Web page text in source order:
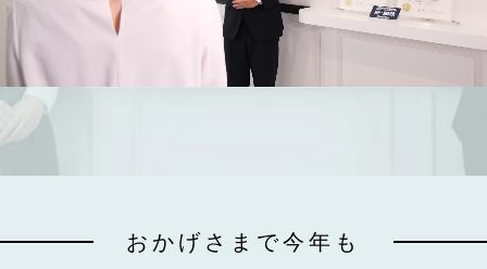
おかげさまで今年も